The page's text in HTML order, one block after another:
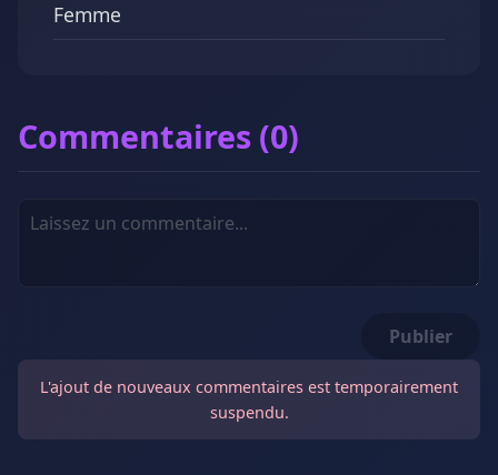
Femme
Commentaires (0)
Publier
L'ajout de nouveaux commentaires est temporairement
suspendu.